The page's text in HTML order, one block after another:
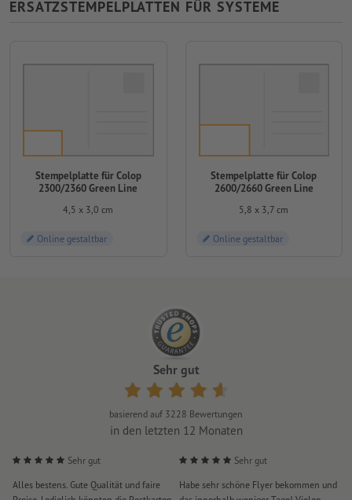
ERSATZSTEMPELPLATTEN FÜR SYSTEME
Stempelplatte für Colop
2300/2360 Green Line
4,5 x 3,0 cm
Online gestaltbar
Stempelplatte für Colop
2600/2660 Green Line
5,8 x 3,7 cm
Online gestaltbar
Sehr gut
basierend auf 3228 Bewertungen
in den letzten 12 Monaten
Sehr gut
Alles bestens. Gute Qualität und faire
Sehr gut
Habe sehr schöne Flyer bekommen und